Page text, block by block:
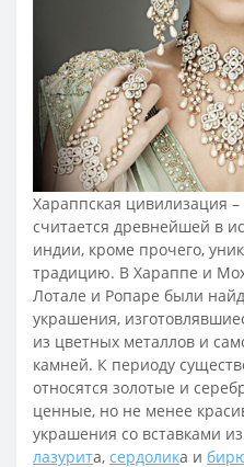
Хараппская цивилизация
считается древнейшей в
индии, кроме прочего,
традицию. В Хараппе и
Лотале и Ропаре были
украшения,
из цветных металлов и
камней. К периоду
относятся золотые и
ценные, но не менее
украшения со вставками из
лазурита, сердолика и